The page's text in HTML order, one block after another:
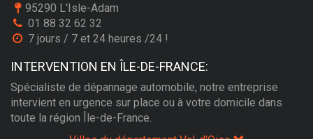
95290 L'Isle-Adam
01 88 32 62 32
7 jours / 7 et 24 heures /24 !
INTERVENTION EN ÎLE-DE-FRANCE:
Spécialiste de dépannage automobile, notre entreprise
intervient en urgence sur place ou à votre domicile dans
toute la région Île-de-France.